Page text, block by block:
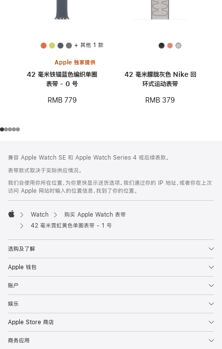
+ 其他 1 款
Apple 独家提供
42 毫米铁锚蓝色编织单圈
表带 - 0 号
RMB 779
42 毫米朦胧灰色 Nike 回
环式运动表带
RMB 379
页
页
脚
注
兼容 Apple Watch SE 和 Apple Watch Series 4 或后续表款。
表带款式取决于实际供应情况。
我们会使用你所在位置，为你更快显示送货选项。我们通过你的 IP 地址，或者你在上次
访问 Apple 网站时输入的位置信息，找到了你的位置。
Apple
Watch
购买 Apple Watch 表带
42 毫米霓虹黄色单圈表带 - 1 号
选购及了解
Apple 钱包
账户
娱乐
Apple Store 商店
商务应用